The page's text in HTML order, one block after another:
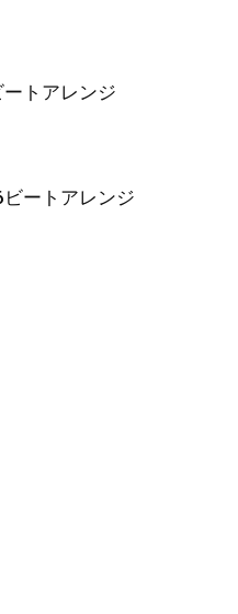
トアレンジ
ビートアレンジ